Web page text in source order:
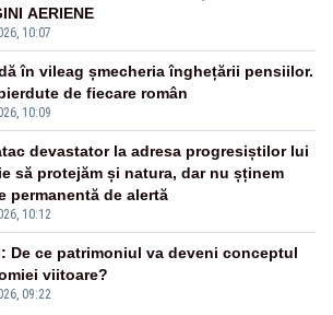
10:07
AERIENE
10:09
în vileag șmecheria înghețării pensiilor.
de fiecare român
10:12
devastator la adresa progresiștilor lui
să protejăm și natura, dar nu șținem
permanentă de alertă
09:22
De ce patrimoniul va deveni conceptul
viitoare?